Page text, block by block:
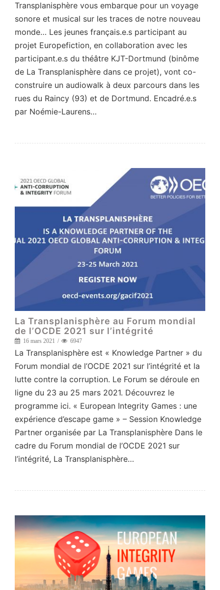
Transplanisphère vous embarque pour un voyage
sonore et musical sur les traces de notre nouveau
monde… Les jeunes français.e.s participant au
projet Europefiction, en collaboration avec les
participant.e.s du théâtre KJT-Dortmund (binôme
de La Transplanisphère dans ce projet), vont co-
construire un audiowalk à deux parcours dans les
rues du Raincy (93) et de Dortmund. Encadré.e.s
par Noémie-Laurens…
La Transplanisphère au Forum mondial
de l’OCDE 2021 sur l’intégrité
16 mars 2021 6947
La Transplanisphère est « Knowledge Partner » du
Forum mondial de l’OCDE 2021 sur l’intégrité et la
lutte contre la corruption. Le Forum se déroule en
ligne du 23 au 25 mars 2021. Découvrez le
programme ici. « European Integrity Games : une
expérience d’escape game » – Session Knowledge
Partner organisée par La Transplanisphère​ Dans le
cadre du Forum mondial de l’OCDE 2021 sur
l’intégrité, La Transplanisphère…